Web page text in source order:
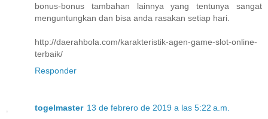
bonus-bonus tambahan lainnya yang tentunya sangat
menguntungkan dan bisa anda rasakan setiap hari.
http://daerahbola.com/karakteristik-agen-game-slot-online-
terbaik/
Responder
togelmaster 13 de febrero de 2019 a las 5:22 a.m.